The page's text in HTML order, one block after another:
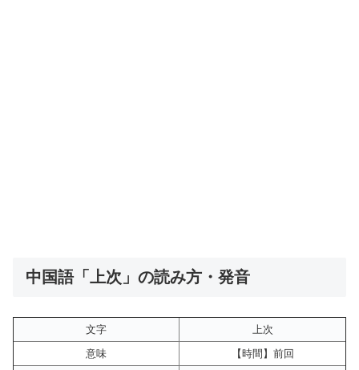
中国語「上次」の読み方・発音
文字
上次
意味
【時間】前回